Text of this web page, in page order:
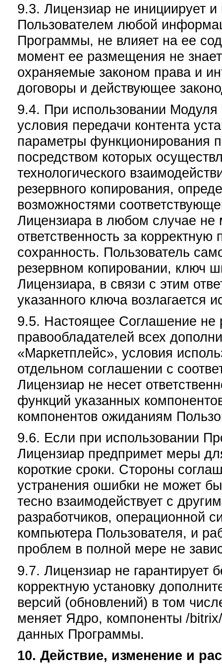
9.3. Лицензиар не инициирует
Пользователем любой
Программы, не влияет на ее
момент ее размещения не
охраняемые законом права и
договоры и действующее
9.4. При использовании
условия передачи контента
параметры функционирования
посредством которых
технологического
резервного копирования,
возможностями
Лицензиара в любом случае не
ответственность за
сохранность. Пользователь
резервном копировании, ключ
Лицензиара, в связи с этим
указанного ключа возлагается
9.5. Настоящее Соглашение не
правообладателей всех
«Маркетплейс», условия
отдельном соглашении с
Лицензиар не несет
функций указанных
компонентов ожиданиям
9.6. Если при использовании
Лицензиар предпримет меры
короткие сроки. Стороны
устранения ошибки не может
тесно взаимодействует с
разработчиков, операционной
компьютера Пользователя, и
проблем в полной мере не
9.7. Лицензиар не гарантирует
корректную установку
версий (обновлений) в том
меняет Ядро, компоненты /
данных Программы.
10. Действие, изменение и